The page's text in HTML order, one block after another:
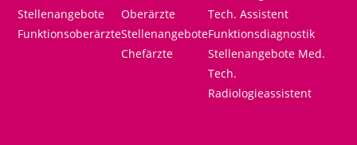
Stellenangebote
Funktionsoberärzte
Oberärzte
Stellenangebote
Chefärzte
Tech. Assistent
Funktionsdiagnostik
Stellenangebote Med.
Tech.
Radiologieassistent